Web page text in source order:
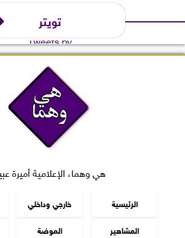
تويتر
Tweets by
هي وهما، الإعلامية أميرة
الرئيسية خارجي وداخلي
المشاهير
الموضة